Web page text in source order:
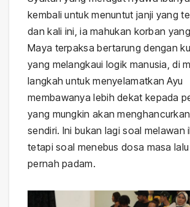
kembali untuk menuntut janji yang
dan kali ini, ia mahukan korban
Maya terpaksa bertarung dengan
yang melangkaui logik manusia, di
langkah untuk menyelamatkan Ayu
membawanya lebih dekat kepada
yang mungkin akan
sendiri. Ini bukan lagi soal melawan
tetapi soal menebus dosa masa
pernah padam.